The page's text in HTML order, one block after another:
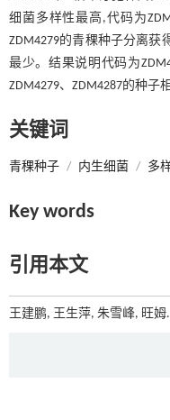
细菌多样性最高,代码为
ZDM4279的青稞种子分离获
最少。结果说明代码为
ZDM4279、ZDM4287的种子
关键词
青稞种子 / 内生细菌 / 多
Key words
引用本文
王建鹏, 王生萍, 朱雪峰, 旺姆